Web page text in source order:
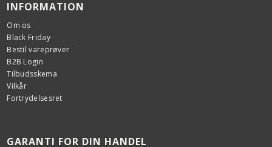
INFORMATION
Om os
Black Friday
Bestil vareprøver
B2B Login
Tilbudsskema
Vilkår
Fortrydelsesret
GARANTI FOR DIN HANDEL